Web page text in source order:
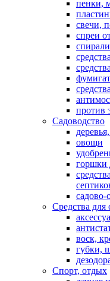
пенки,
свечи,
спреи
против
Садоводство
овощи
горшки
садово-
Средства
воск,
губки,
Спорт, отдых